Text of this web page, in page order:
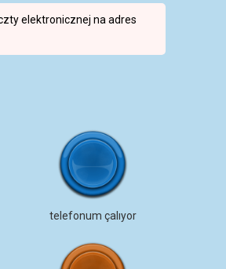
elektronicznej na adres
telefonum çalıyor